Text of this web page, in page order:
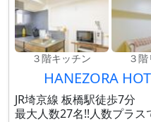
３階キッチン ３
HANEZORA
JR埼京線 板橋駅徒歩7分
最大人数27名!!人数プラス